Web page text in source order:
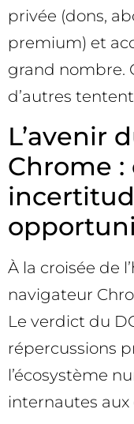
privée (dons,
premium) et
grand nombre.
d’autres
L’avenir
Chrome :
À la croisée de
navigateur
Le verdict du
répercussions
l’écosystème
internautes